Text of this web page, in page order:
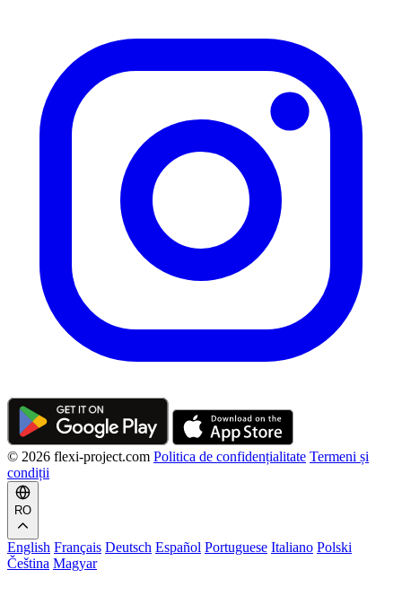
© 2026 flexi-project.com Politica de confidențialitate Termeni și
condiții
RO
English Français Deutsch Español Portuguese Italiano Polski
Čeština Magyar